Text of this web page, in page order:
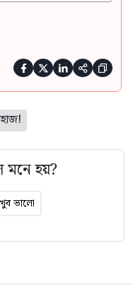
    
মনে হয়?
খুব ভালো